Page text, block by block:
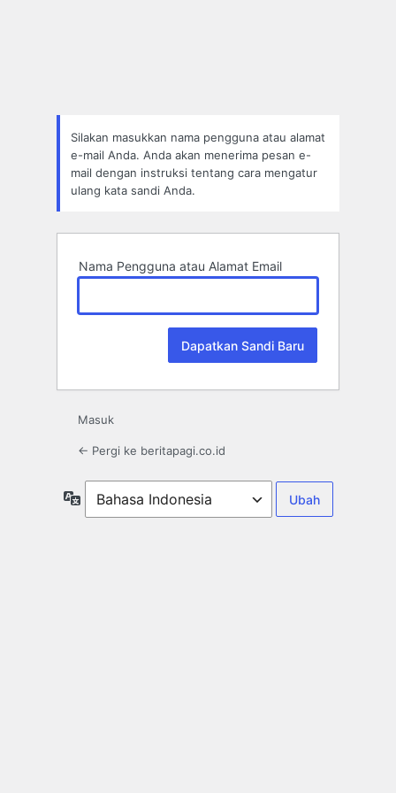
Silakan masukkan nama pengguna atau alamat
e-mail Anda. Anda akan menerima pesan e-
mail dengan instruksi tentang cara mengatur
ulang kata sandi Anda.
Nama Pengguna atau Alamat Email
Masuk
← Pergi ke beritapagi.co.id
Bahasa